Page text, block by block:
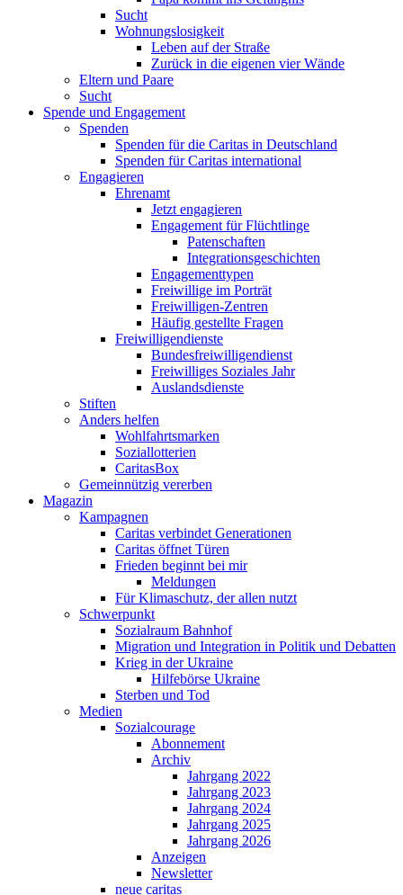
Sucht
Wohnungslosigkeit
Leben auf der Straße
Zurück in die eigenen vier Wände
Eltern und Paare
Sucht
Spende und Engagement
Spenden
Spenden für die Caritas in Deutschland
Spenden für Caritas international
Engagieren
Ehrenamt
Jetzt engagieren
Engagement für Flüchtlinge
Patenschaften
Integrationsgeschichten
Engagementtypen
Freiwillige im Porträt
Freiwilligen-Zentren
Häufig gestellte Fragen
Freiwilligendienste
Bundesfreiwilligendienst
Freiwilliges Soziales Jahr
Auslandsdienste
Stiften
Anders helfen
Wohlfahrtsmarken
Soziallotterien
CaritasBox
Gemeinnützig vererben
Magazin
Kampagnen
Caritas verbindet Generationen
Caritas öffnet Türen
Frieden beginnt bei mir
Meldungen
Für Klimaschutz, der allen nutzt
Schwerpunkt
Sozialraum Bahnhof
Migration und Integration in Politik und Debatten
Krieg in der Ukraine
Hilfebörse Ukraine
Sterben und Tod
Medien
Sozialcourage
Abonnement
Archiv
Jahrgang 2022
Jahrgang 2023
Jahrgang 2024
Jahrgang 2025
Jahrgang 2026
Anzeigen
Newsletter
neue caritas